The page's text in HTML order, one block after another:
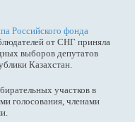
Российского фонда
от СНГ приняла
выборов депутатов
Казахстан.
участков в
голосования, членами